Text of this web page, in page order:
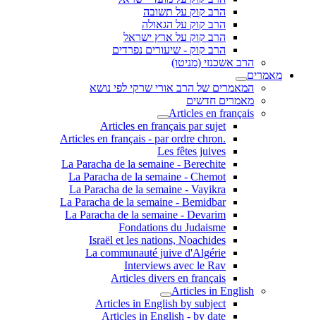
הרב קוק על תשובה
הרב קוק על הגאולה
הרב קוק על ארץ ישראל
הרב קוק - שיעורים נפרדים
הרב אשכנזי (מניטו)
מאמרים
המאמרים של הרב אורי שרקי לפי נושא
מאמרים חדשים
Articles en français
Articles en français par sujet
.Articles en français - par ordre chron
Les fêtes juives
La Paracha de la semaine - Berechite
La Paracha de la semaine - Chemot
La Paracha de la semaine - Vayikra
La Paracha de la semaine - Bemidbar
La Paracha de la semaine - Devarim
Fondations du Judaisme
Israël et les nations, Noachides
La communauté juive d'Algérie
Interviews avec le Rav
Articles divers en français
Articles in English
Articles in English by subject
Articles in English - by date